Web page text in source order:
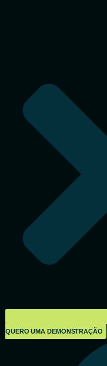
QUERO UMA DEMONSTRAÇÃO